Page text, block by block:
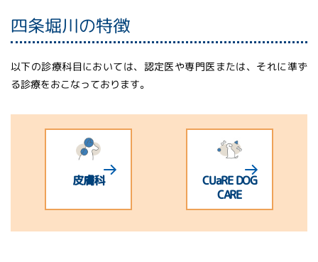
四条堀川の特徴
以下の診療科目においては、認定医や専門医または、それに準ず
る診療をおこなっております。
皮膚科
CUaRE DOG
CARE